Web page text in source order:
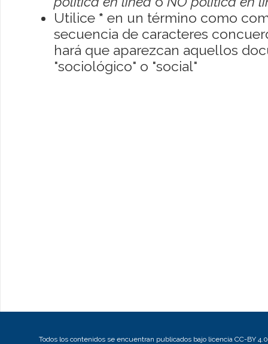
Utilice * en un término como
secuencia de caracteres
hará que aparezcan aquellos
"sociológico" o "social"
Todos los contenidos se encuentran publicados bajo licencia CC-BY 4.0